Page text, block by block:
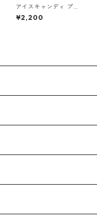
アイスキャンディ プチ
ギフト 花柄ブルー
¥2,200